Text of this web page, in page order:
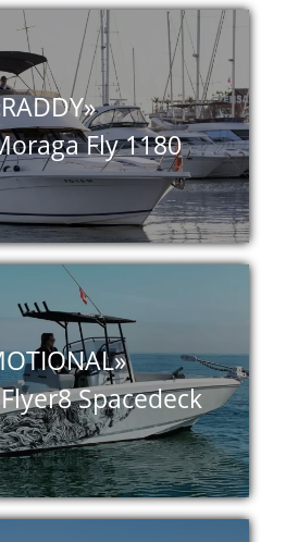
Fly 1180
Spacedeck